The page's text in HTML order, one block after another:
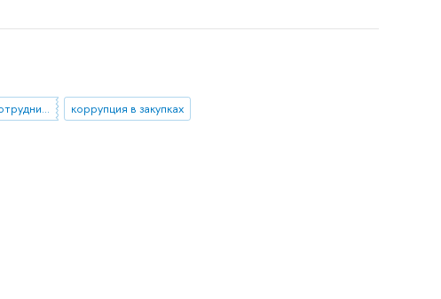
международное сотрудничество коррупция в закупках